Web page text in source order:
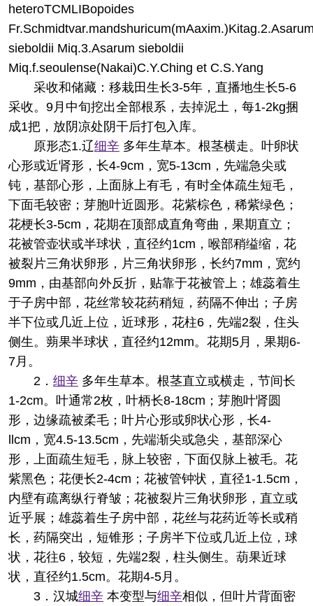
heteroTCMLIBopoides
sieboldii Miq.3.Asarum sieboldii
Miq.f.seoulense(Nakai)C.Y.Ching et C.S.Yang
采收和储藏：移栽田生长3-5年，直播地生长5-6
采收。9月中旬挖出全部根系，去掉泥土，每1-2kg捆
成1把，放阴凉处阴干后打包入库。
原形态1.辽细辛 多年生草本。根茎横走。叶卵状
心形或近肾形，长4-9cm，宽5-13cm，先端急尖或
钝，基部心形，上面脉上有毛，有时全体疏生短毛，
下面毛较密；芽胞叶近圆形。花紫棕色，稀紫绿色；
花梗长3-5cm，花期在顶部成直角弯曲，果期直立；
花被管壶状或半球状，直径约1cm，喉部稍缢缩，花
被裂片三角状卵形，片三角状卵形，长约7mm，宽约
9mm，由基部向外反折，贴靠于花被管上；雄蕊着生
于子房中部，花丝常较花药稍短，药隔不伸出；子房
半下位或几近上位，近球形，花柱6，先端2裂，住头
侧生。蒴果半球状，直径约12mm。花期5月，果期6-
7月。
2． 细辛 多年生草本。根茎直立或横走，节间长
1-2cm。叶通常2枚，叶柄长8-18cm；芽胞叶肾圆
形，边缘疏被柔毛；叶片心形或卵状心形，长4-
llcm，宽4.5-13.5cm，先端渐尖或急尖，基部深心
形，上面疏生短毛，脉上较密，下面仅脉上被毛。花
紫黑色；花便长2-4cm；花被管钟状，直径1-1.5cm，
内壁有疏离纵行脊皱；花被裂片三角状卵形，直立或
近乎展；雄蕊着生子房中部，花丝与花药近等长或稍
长，药隔突出，短锥形；子房半下位或几近上位，球
状，花往6，较短，先端2裂，柱头侧生。葫果近球
状，直径约1.5cm。花期4-5月。
3．汉城细辛 本变型与细辛相似，但叶片背面密